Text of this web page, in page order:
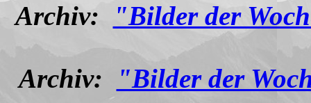
Archiv: "Bilder der
Archiv: "Bilder der